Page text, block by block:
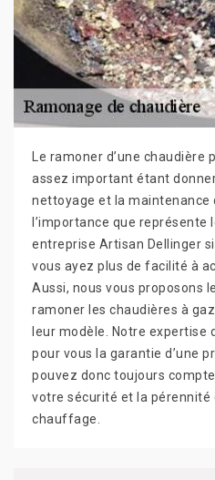
Le ramoner d’une
assez important étant
nettoyage et la maintenance
l’importance que représente
entreprise Artisan Dellinger
vous ayez plus de facilité à
Aussi, nous vous proposons
ramoner les chaudières à
leur modèle. Notre expertise
pour vous la garantie d’une
pouvez donc toujours
votre sécurité et la pérennité
chauffage.